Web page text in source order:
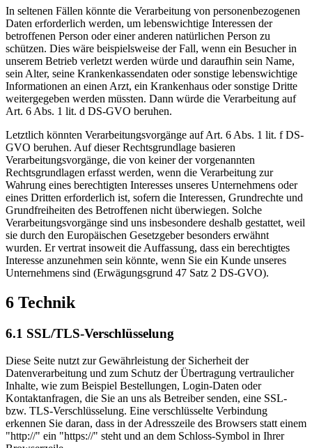
In seltenen Fällen könnte die Verarbeitung von personenbezogenen
Daten erforderlich werden, um lebenswichtige Interessen der
betroffenen Person oder einer anderen natürlichen Person zu
schützen. Dies wäre beispielsweise der Fall, wenn ein Besucher in
unserem Betrieb verletzt werden würde und daraufhin sein Name,
sein Alter, seine Krankenkassendaten oder sonstige lebenswichtige
Informationen an einen Arzt, ein Krankenhaus oder sonstige Dritte
weitergegeben werden müssten. Dann würde die Verarbeitung auf
Art. 6 Abs. 1 lit. d DS-GVO beruhen.
Letztlich könnten Verarbeitungsvorgänge auf Art. 6 Abs. 1 lit. f DS-
GVO beruhen. Auf dieser Rechtsgrundlage basieren
Verarbeitungsvorgänge, die von keiner der vorgenannten
Rechtsgrundlagen erfasst werden, wenn die Verarbeitung zur
Wahrung eines berechtigten Interesses unseres Unternehmens oder
eines Dritten erforderlich ist, sofern die Interessen, Grundrechte und
Grundfreiheiten des Betroffenen nicht überwiegen. Solche
Verarbeitungsvorgänge sind uns insbesondere deshalb gestattet, weil
sie durch den Europäischen Gesetzgeber besonders erwähnt
wurden. Er vertrat insoweit die Auffassung, dass ein berechtigtes
Interesse anzunehmen sein könnte, wenn Sie ein Kunde unseres
Unternehmens sind (Erwägungsgrund 47 Satz 2 DS-GVO).
6 Technik
6.1 SSL/TLS-Verschlüsselung
Diese Seite nutzt zur Gewährleistung der Sicherheit der
Datenverarbeitung und zum Schutz der Übertragung vertraulicher
Inhalte, wie zum Beispiel Bestellungen, Login-Daten oder
Kontaktanfragen, die Sie an uns als Betreiber senden, eine SSL-
bzw. TLS-Verschlüsselung. Eine verschlüsselte Verbindung
erkennen Sie daran, dass in der Adresszeile des Browsers statt einem
"http://" ein "https://" steht und an dem Schloss-Symbol in Ihrer